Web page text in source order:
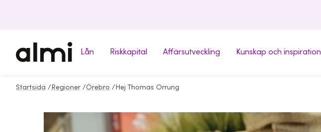
Lån Riskkapital Affärsutveckling Kunskap och inspiration
Startsida / Regioner /Örebro / Hej Thomas Orrung